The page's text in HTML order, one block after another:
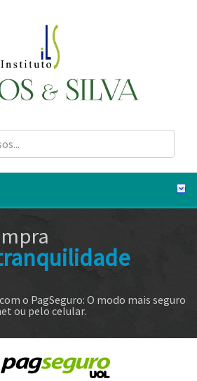
o PagSeguro: O modo mais seguro
ou pelo celular.